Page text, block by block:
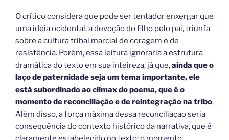
O crítico considera que pode ser tentador enxergar que
uma ideia ocidental, a devoção do filho pelo pai, triunfa
sobre a cultura tribal marcial de coragem e de
resistência. Porém, essa leitura ignoraria a estrutura
dramática do texto em sua inteireza, já que,ainda que o
laço de paternidade seja um tema importante, ele
está subordinado ao clímax do poema, que é o
momento de reconciliação e de reintegração na tribo.
Além disso, a força máxima dessa reconciliação seria
consequência do contexto histórico da narrativa, que é